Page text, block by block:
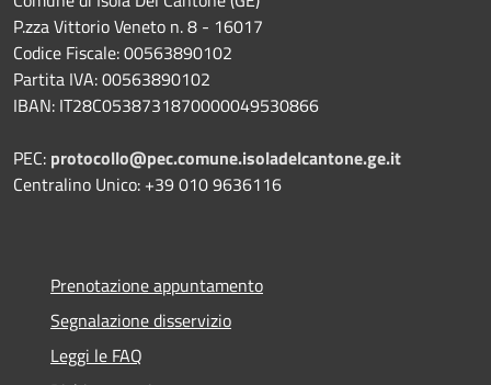
P.zza Vittorio Veneto n. 8 - 16017
Codice Fiscale: 00563890102
Partita IVA: 00563890102
IBAN: IT28C0538731870000049530866
PEC: protocollo@pec.comune.isoladelcantone.ge.it
Centralino Unico: +39 010 9636116
Prenotazione appuntamento
Segnalazione disservizio
Leggi le FAQ